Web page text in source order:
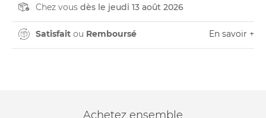
Chez vous dès le jeudi 13 août 2026
Satisfait ou Remboursé En savoir +
Achetez ensemble